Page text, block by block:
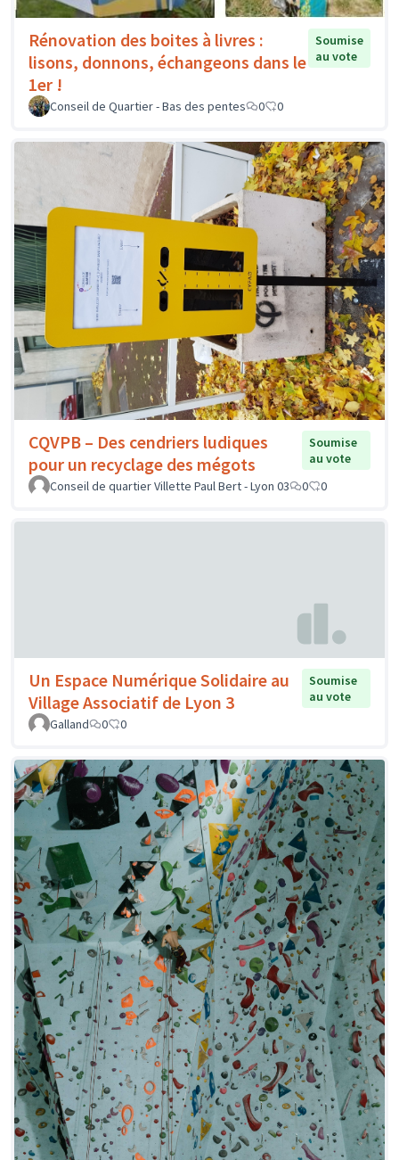
Rénovation des boites à livres :
lisons, donnons, échangeons dans le
1er !
Soumise
au vote
Conseil de Quartier - Bas des pentes 0 0
CQVPB – Des cendriers ludiques
pour un recyclage des mégots
Soumise
au vote
Conseil de quartier Villette Paul Bert - Lyon 03
0 0
Un Espace Numérique Solidaire au
Village Associatif de Lyon 3
Soumise
au vote
Galland
0 0